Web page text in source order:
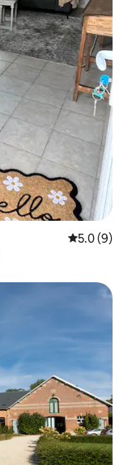
5.0 (9)